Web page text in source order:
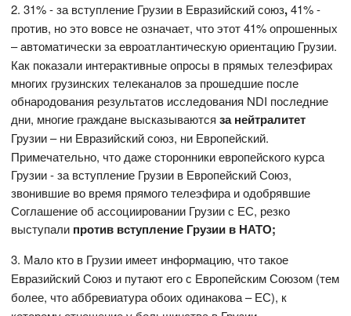
2. 31% - за вступление Грузии в Евразийский союз,41% -
против, но это вовсе не означает, что этот 41% опрошенных
– автоматически за евроатлантическую ориентацию Грузии.
Как показали интерактивные опросы в прямых телеэфирах
многих грузинских телеканалов за прошедшие после
обнародования результатов исследования NDI последние
дни, многие граждане высказываются за нейтралитет
Грузии – ни Евразийский союз, ни Европейский.
Примечательно, что даже сторонники европейского курса
Грузии - за вступление Грузии в Европейский Союз,
звонившие во время прямого телеэфира и одобрявшие
Соглашение об ассоциировании Грузии с ЕС, резко
выступали против вступление Грузии в НАТО;
3. Мало кто в Грузии имеет информацию, что такое
Евразийский Союз и путают его с Европейским Союзом (тем
более, что аббревиатура обоих одинакова – ЕС), к